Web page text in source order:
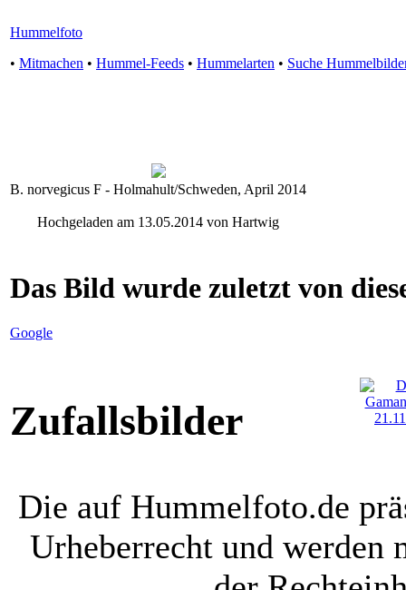
Hummelfoto
• Mitmachen • Hummel-Feeds • Hummelarten • Suche
B. norvegicus F - Holmahult/Schweden, April 2014
Hochgeladen am 13.05.2014 von Hartwig
Das Bild wurde zuletzt von
Google
Zufallsbilder
Die auf Hummelfoto.de
Urheberrecht und werden